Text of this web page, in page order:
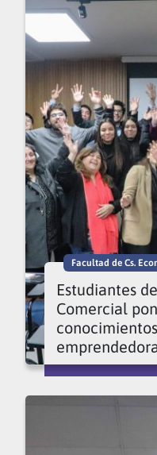
Facultad de Cs.
Estudiantes
Comercial